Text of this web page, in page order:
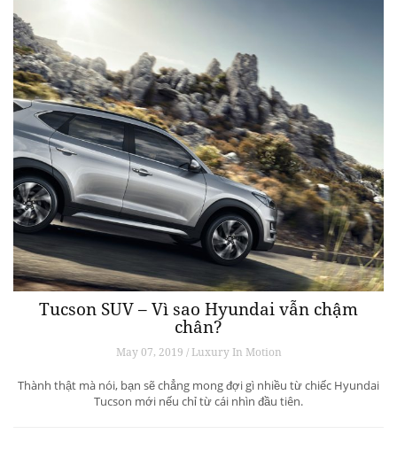
Tucson SUV – Vì sao Hyundai vẫn chậm
chân?
May 07, 2019 / Luxury In Motion
Thành thật mà nói, bạn sẽ chẳng mong đợi gì nhiều từ chiếc Hyundai
Tucson mới nếu chỉ từ cái nhìn đầu tiên.